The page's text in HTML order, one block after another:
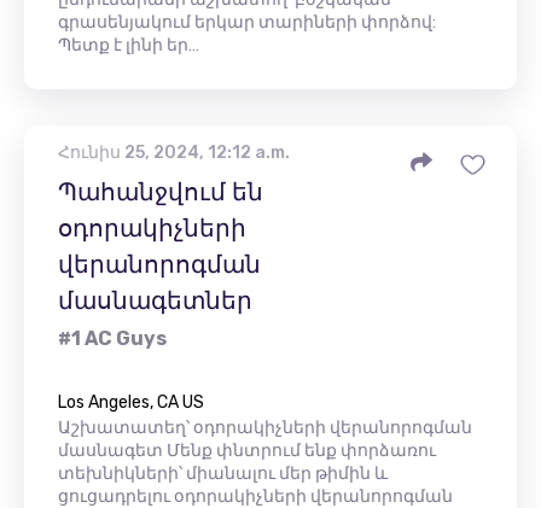
գրասենյակում երկար տարիների փորձով:
Պետք է լինի եր…
Հունիս 25, 2024, 12:12 a.m.
Պահանջվում են
օդորակիչների
վերանորոգման
մասնագետներ
#1 AC Guys
Los Angeles, CA US
Աշխատատեղ՝ օդորակիչների վերանորոգման
մասնագետ Մենք փնտրում ենք փորձառու
տեխնիկների՝ միանալու մեր թիմին և
ցուցադրելու օդորակիչների վերանորոգման